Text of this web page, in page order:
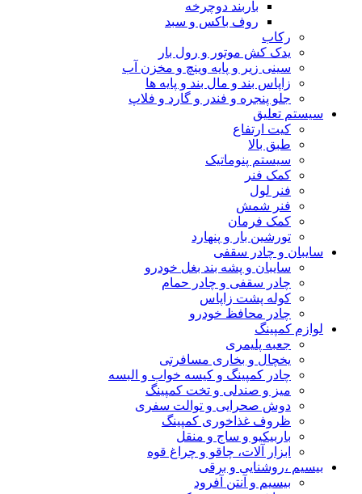
باربند دوچرخه
روف باکس و سبد
رکاب
یدک کش موتور و رول بار
سینی زیر و پایه وینچ و مخزن آب
زاپاس بند و مال بند و پایه ها
جلو پنجره و فندر و گارد و فلاپ
سیستم تعلیق
کیت ارتفاع
طبق بالا
سیستم پنوماتیک
کمک فنر
فنر لول
فنر شمش
کمک فرمان
تورشین بار و پنهارد
سایبان و چادر سقفی
سایبان و پشه بند بغل خودرو
چادر سقفی و چادر حمام
کوله پشت زاپاس
چادر محافظ خودرو
لوازم کمپینگ
جعبه پلیمری
یخچال و بخاری مسافرتی
چادر کمپینگ و کیسه خواب و البسه
میز و صندلی و تخت کمپینگ
دوش صحرایی و توالت سفری
ظروف غذاخوری کمپینگ
باربیکیو و ساج و منقل
ابزار آلات، چاقو و چراغ قوه
بیسیم ،روشنایی و برقی
بیسیم و آنتن آفرود